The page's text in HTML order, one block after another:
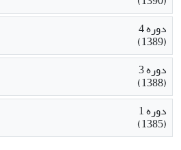
دوره 4
(1389)
دوره 3
(1388)
دوره 1
(1385)